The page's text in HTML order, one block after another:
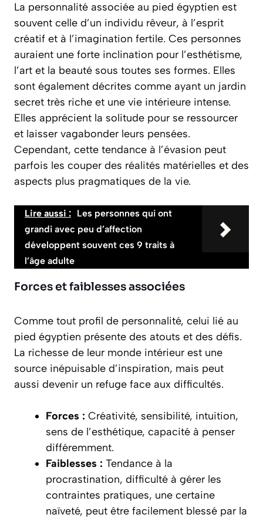
La personnalité associée au pied égyptien est
souvent celle d’un individu rêveur, à l’esprit
créatif et à l’imagination fertile. Ces personnes
auraient une forte inclination pour l’esthétisme,
l’art et la beauté sous toutes ses formes. Elles
sont également décrites comme ayant un jardin
secret très riche et une vie intérieure intense.
Elles apprécient la solitude pour se ressourcer
et laisser vagabonder leurs pensées.
Cependant, cette tendance à l’évasion peut
parfois les couper des réalités matérielles et des
aspects plus pragmatiques de la vie.
Lire aussi : Les personnes qui ont
grandi avec peu d’affection
développent souvent ces 9 traits à
l’âge adulte
Forces et faiblesses associées
Comme tout profil de personnalité, celui lié au
pied égyptien présente des atouts et des défis.
La richesse de leur monde intérieur est une
source inépuisable d’inspiration, mais peut
aussi devenir un refuge face aux difficultés.
Forces : Créativité, sensibilité, intuition,
sens de l’esthétique, capacité à penser
différemment.
Faiblesses : Tendance à la
procrastination, difficulté à gérer les
contraintes pratiques, une certaine
naïveté, peut être facilement blessé par la